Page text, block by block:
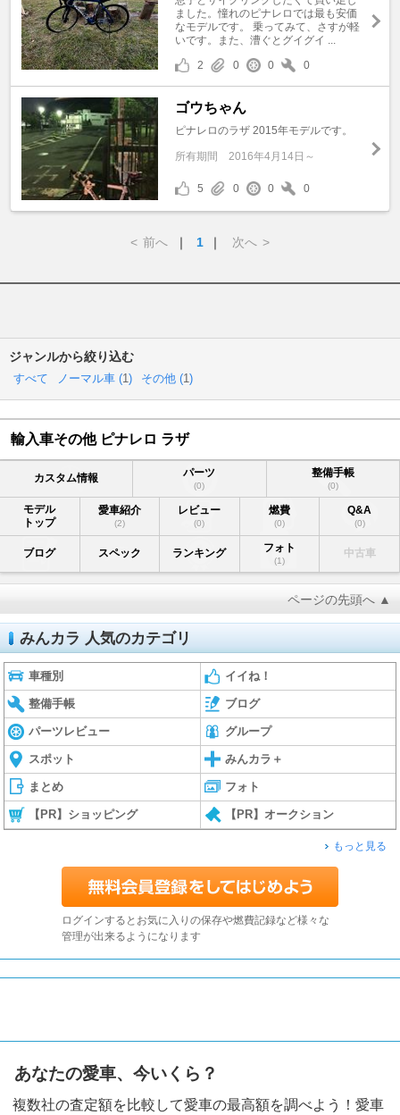
ました。憧れのピナレロでは最も安価
なモデルです。 乗ってみて、さすが軽
いです。また、漕ぐとグイグイ ...
2
0 0 0
ゴウちゃん
ピナレロのラザ 2015年モデルです。
所有期間 2016年4月14日～
5 0 0 0
< 前へ ｜ 1 ｜ 次へ >
ジャンルから絞り込む
すべて ノーマル車 (1 ) その他 (1 )
輸入車その他 ピナレロ ラザ
カスタム情報 パーツ
(0)
整備手帳
(0)
モデル
トップ
愛車紹介
(2)
レビュー
(0)
燃費
(0)
Q&A
(0)
ブログ スペック ランキング フォト
(1)
中古車
ページの先頭へ ▲
みんカラ 人気のカテゴリ
車種別 イイね！
整備手帳 ブログ
パーツレビュー グループ
スポット みんカラ＋
まとめ フォト
【PR】ショッピング 【PR】オークション
もっと見る
ログインするとお気に入りの保存や燃費記録など様々な
管理が出来るようになります
あなたの愛車、今いくら？
複数社の査定額を比較して愛車の最高額を調べよう！愛車